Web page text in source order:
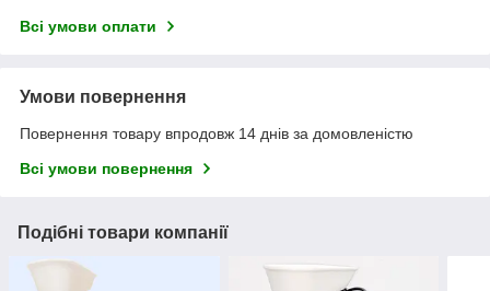
Всі умови оплати
Умови повернення
Повернення товару впродовж 14 днів за домовленістю
Всі умови повернення
Подібні товари компанії